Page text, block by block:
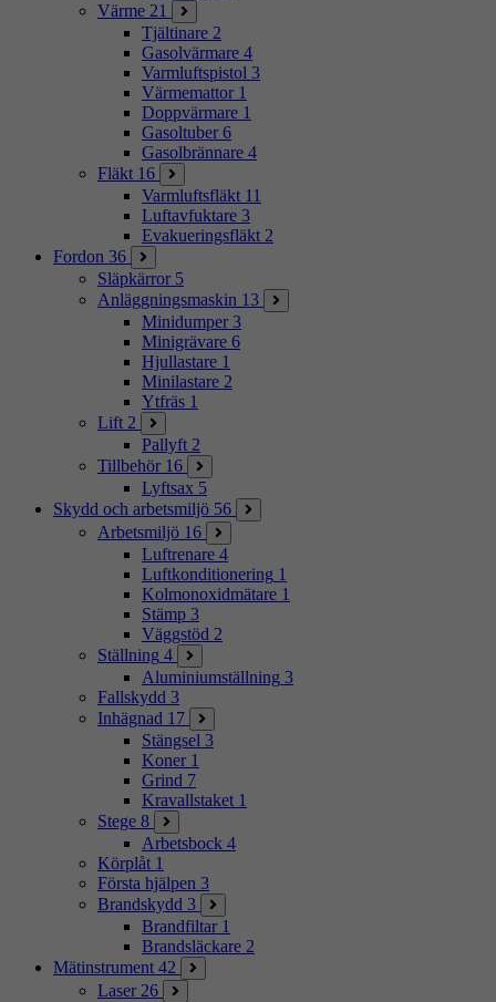
Värme 21
Tjältinare 2
Gasolvärmare 4
Varmluftspistol 3
Värmemattor 1
Doppvärmare 1
Gasoltuber 6
Gasolbrännare 4
Fläkt 16
Varmluftsfläkt 11
Luftavfuktare 3
Evakueringsfläkt 2
Fordon 36
Släpkärror 5
Anläggningsmaskin 13
Minidumper 3
Minigrävare 6
Hjullastare 1
Minilastare 2
Ytfräs 1
Lift 2
Pallyft 2
Tillbehör 16
Lyftsax 5
Skydd och arbetsmiljö 56
Arbetsmiljö 16
Luftrenare 4
Luftkonditionering 1
Kolmonoxidmätare 1
Stämp 3
Väggstöd 2
Ställning 4
Aluminiumställning 3
Fallskydd 3
Inhägnad 17
Stängsel 3
Koner 1
Grind 7
Kravallstaket 1
Stege 8
Arbetsbock 4
Körplåt 1
Första hjälpen 3
Brandskydd 3
Brandfiltar 1
Brandsläckare 2
Mätinstrument 42
Laser 26